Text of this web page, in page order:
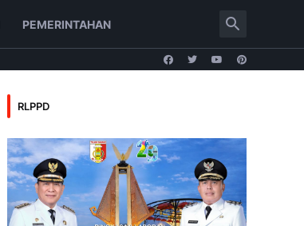
PEMERINTAHAN
RLPPD